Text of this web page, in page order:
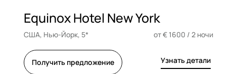
Equinox Hotel New York
США, Нью-Йорк, 5* от € 1600 / 2 ночи
Получить предложение Узнать детали